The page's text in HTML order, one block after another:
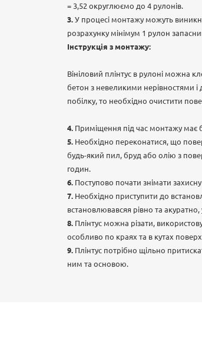
= 3,52 округлюємо до 4 рулонів.
У процесі монтажу можуть
розрахунку мінімум 1 рулон
Інструкція з монтажу:
Вініловий плінтус в рулоні можна
бетон з невеликими нерівностями і
побілку, то необхідно очистити
Приміщення під час монтажу має
Необхідно переконатися, що
будь-який пил, бруд або олію з
годин.
Поступово почати знімати
Необхідно приступити до
встановлювавсяя рівно та
Плінтус можна різати,
особливо по краях та в кутах
Плінтус потрібно щільно
ним та основою.